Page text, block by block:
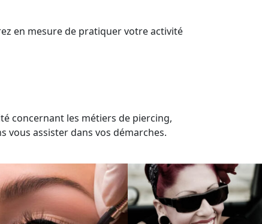
en mesure de pratiquer votre activité
concernant les métiers de piercing,
assister dans vos démarches.